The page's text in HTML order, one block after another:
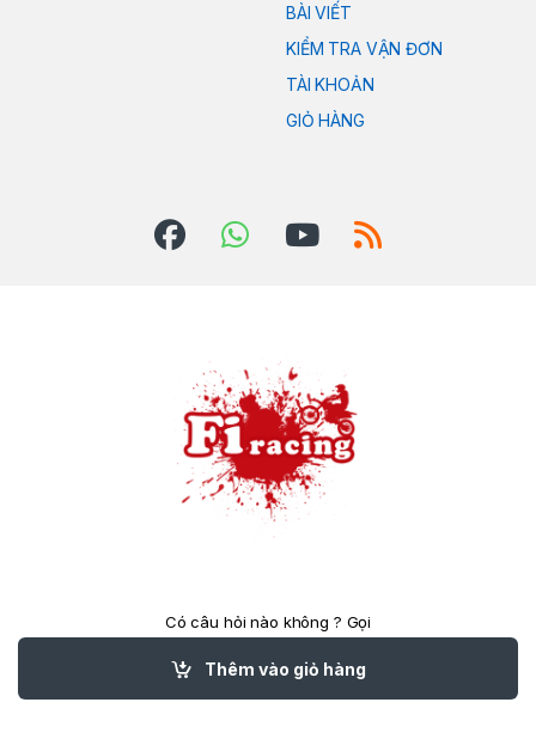
Thêm vào giỏ hàng
BÀI VIẾT
KIỂM TRA VẬN ĐƠN
TÀI KHOẢN
GIỎ HÀNG
Có câu hỏi nào không ? Gọi
cho chúng tôi 24/7!
(84)824039788